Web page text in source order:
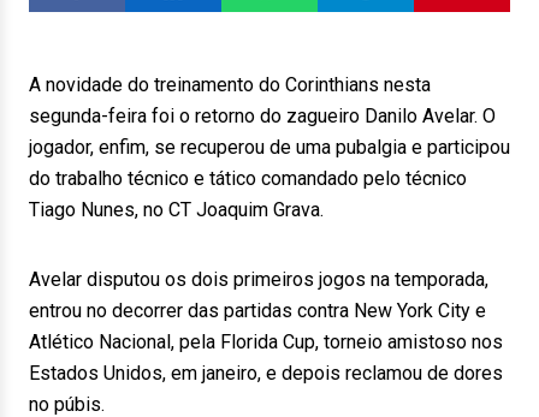
A novidade do treinamento do Corinthians nesta
segunda-feira foi o retorno do zagueiro Danilo Avelar. O
jogador, enfim, se recuperou de uma pubalgia e participou
do trabalho técnico e tático comandado pelo técnico
Tiago Nunes, no CT Joaquim Grava.
Avelar disputou os dois primeiros jogos na temporada,
entrou no decorrer das partidas contra New York City e
Atlético Nacional, pela Florida Cup, torneio amistoso nos
Estados Unidos, em janeiro, e depois reclamou de dores
no púbis.